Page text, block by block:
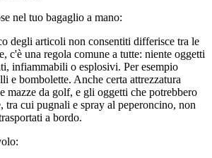
nel tuo bagaglio a mano:
degli articoli non consentiti differisce tra le
c'è una regola comune a tutte: niente oggetti
infiammabili o esplosivi. Per esempio
e bombolette. Anche certa attrezzatura
mazze da golf, e gli oggetti che potrebbero
tra cui pugnali e spray al peperoncino, non
a bordo.